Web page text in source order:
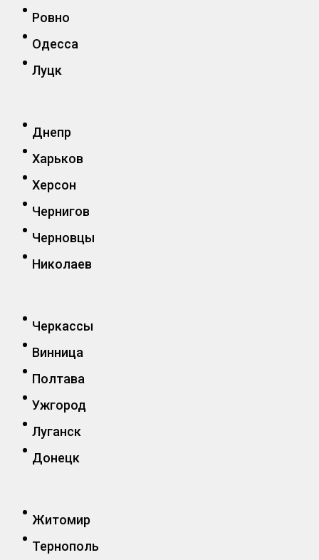
Ровно
Одесса
Луцк
Днепр
Харьков
Херсон
Чернигов
Черновцы
Николаев
Черкассы
Винница
Полтава
Ужгород
Луганск
Донецк
Житомир
Тернополь